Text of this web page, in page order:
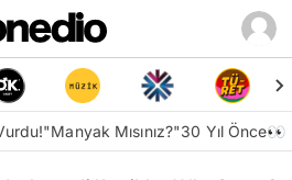
"Manyak Mısınız?"30 Yıl Önce👀